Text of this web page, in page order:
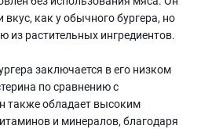
как у обычного бургера, но
из растительных ингредиентов.
заключается в его низком
по сравнению с
также обладает высоким
и минералов, благодаря